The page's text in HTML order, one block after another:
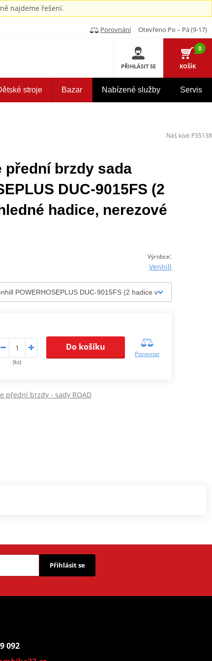
najdeme řešení.
Porovnání Otevřeno Po – Pá (9-17)
PŘIHLÁSIT SE
0
KOŠÍK
stroje Bazar Nabízené služby Servis
přední brzdy sada
DUC-9015FS (2
hadice, nerezové
Výrobce:
Venhill
(ks)
Do košíku
Porovnat
přední brzdy - sady ROAD
Náš kód: P35138
Přihlásit se
092